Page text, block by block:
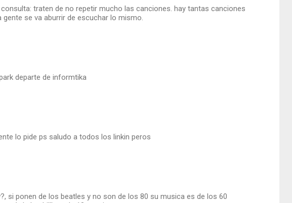
traten de no repetir mucho las canciones. hay tantas canciones
se va aburrir de escuchar lo mismo.
departe de informtika
lo pide ps saludo a todos los linkin peros
si ponen de los beatles y no son de los 80 su musica es de los 60